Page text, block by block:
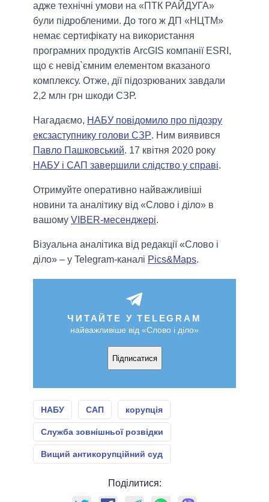
адже технічні умови на «ПТК РАЙДУГА»
були підробленими. До того ж ДП «НЦТМ»
немає сертифікату на використання
програмних продуктів ArcGIS компанії ESRI,
що є невід`ємним елементом вказаного
комплексу. Отже, дії підозрюваних завдали
2,2 млн грн шкоди СЗР.
Нагадаємо, НАБУ повідомило про підозру
ексзаступнику голови СЗР. Ним виявився
Павло Пашковський. 17 квітня 2020 року
НАБУ і САП завершили слідство у справі.
Отримуйте оперативно найважливіші
новини та аналітику від «Слово і діло» в
вашому VIBER-месенджері.
Візуальна аналітика від редакції «Слово і
діло» – у Telegram-каналі Pics&Maps.
ЧИТАЙТЕ У TELEGRAM
найважливіше від «Слово і діло»
Підписатися
НАБУ САП корупція
Служба зовнішньої розвідки
Вищий антикорупційний суд
Поділитися: